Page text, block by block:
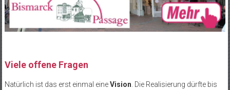
Viele offene Fragen
Natürlich ist das erst einmal eineVision . Die Realisierung dürfte bis